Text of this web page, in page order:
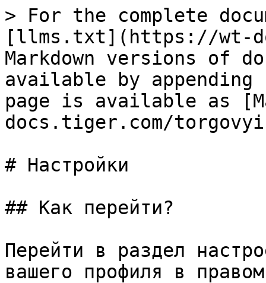
> For the complete
[llms.txt](https://wt-
Markdown versions of
available by
page is available as
docs.tiger.com/
# Настройки
## Как перейти?
Перейти в раздел
вашего профиля в